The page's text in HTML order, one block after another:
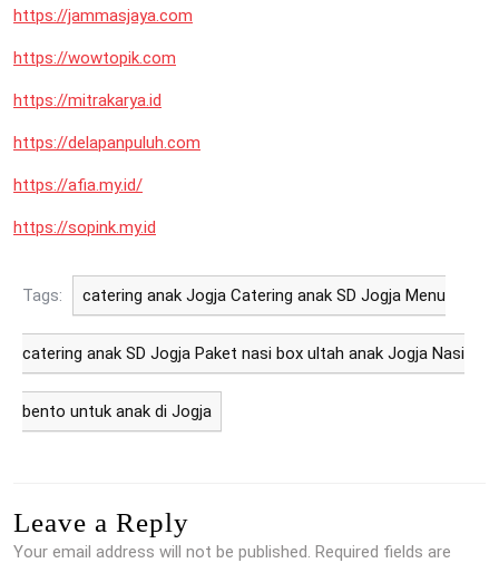
https://jammasjaya.com
https://wowtopik.com
https://mitrakarya.id
https://delapanpuluh.com
https://afia.my.id/
https://sopink.my.id
Tags: catering anak Jogja Catering anak SD Jogja Menu
catering anak SD Jogja Paket nasi box ultah anak Jogja Nasi
bento untuk anak di Jogja
Leave a Reply
Your email address will not be published. Required fields are